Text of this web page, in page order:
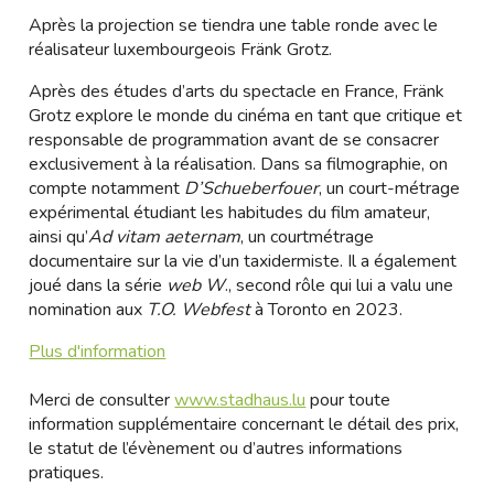
Après la projection se tiendra une table ronde avec le
réalisateur luxembourgeois Fränk Grotz.
Après des études d’arts du spectacle en France, Fränk
Grotz explore le monde du cinéma en tant que critique et
responsable de programmation avant de se consacrer
exclusivement à la réalisation. Dans sa filmographie, on
compte notamment D’Schueberfouer, un court-métrage
expérimental étudiant les habitudes du film amateur,
ainsi qu’Ad vitam aeternam, un courtmétrage
documentaire sur la vie d’un taxidermiste. Il a également
joué dans la série web W., second rôle qui lui a valu une
nomination aux T.O. Webfestà Toronto en 2023.
Plus d'information
Merci de consulterwww.stadhaus.lu pour toute
information supplémentaire concernant le détail des prix,
le statut de l’évènement ou d’autres informations
pratiques.